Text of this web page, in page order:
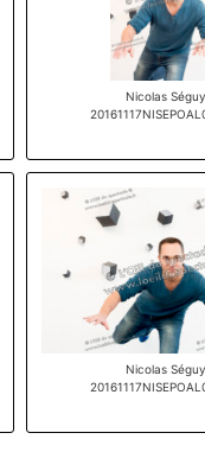
Nicolas Séguy
Nicolas Séguy